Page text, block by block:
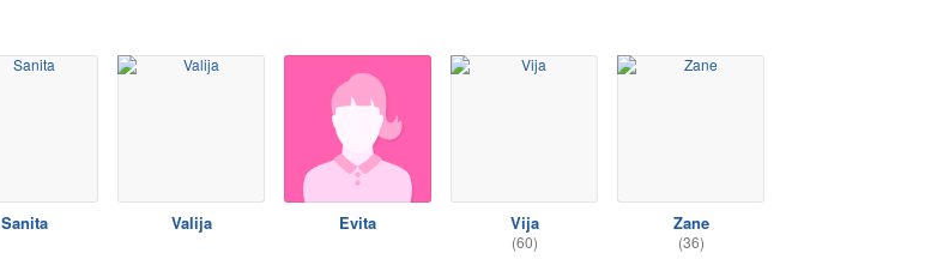
Sanita Valija Evita Vija
(60)
Zane
(36)